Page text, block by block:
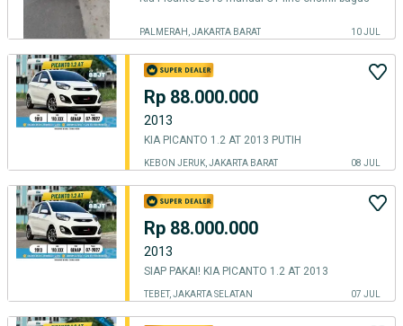
PALMERAH, JAKARTA BARAT 10 JUL
Rp 88.000.000
2013
KIA PICANTO 1.2 AT 2013 PUTIH
KEBON JERUK, JAKARTA BARAT 08 JUL
Rp 88.000.000
2013
SIAP PAKAI! KIA PICANTO 1.2 AT 2013
TEBET, JAKARTA SELATAN 07 JUL